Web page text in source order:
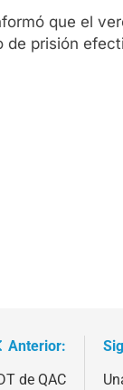
que el
prisión
Anterior:
de QAC